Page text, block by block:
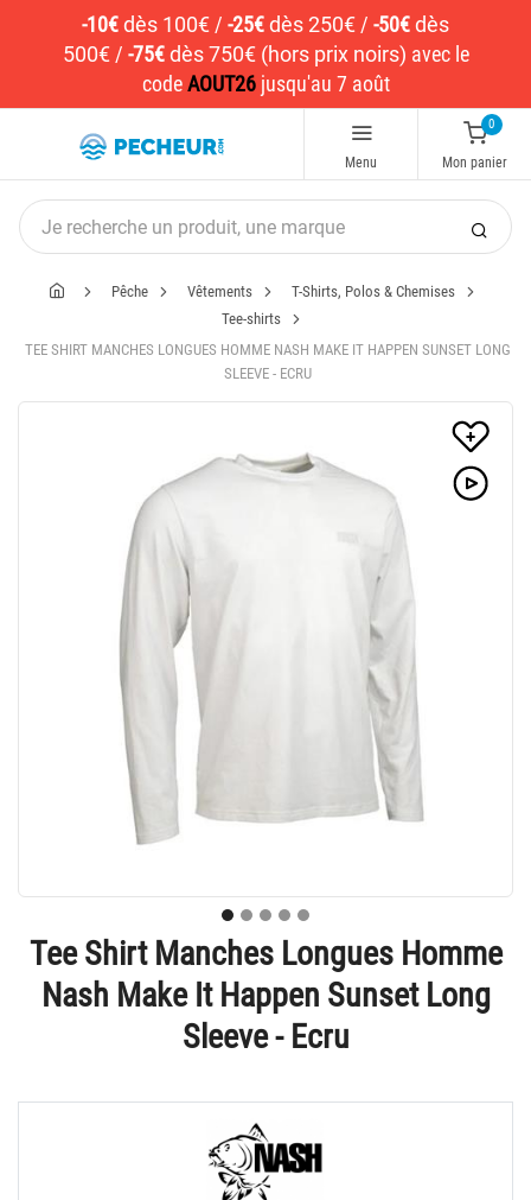
-10€dès 100€ / -25€dès 250€ / -50€dès
500€/ -75€ dès 750€ (hors prix noirs) avec le
codeAOUT26jusqu'au 7 août
Menu
0
Mon panier
Pêche Vêtements
T-Shirts, Polos & Chemises
Tee-shirts
TEE SHIRT MANCHES LONGUES HOMME NASH MAKE IT HAPPEN SUNSET LONG
SLEEVE - ECRU
Tee Shirt Manches Longues Homme
Nash Make It Happen Sunset Long
Sleeve - Ecru